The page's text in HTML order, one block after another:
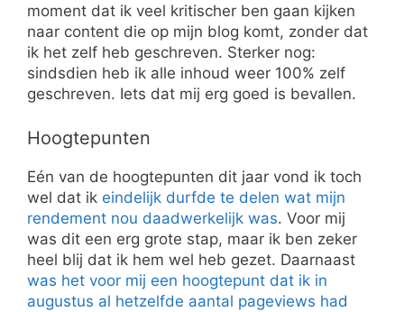
moment dat ik veel kritischer ben gaan kijken
naar content die op mijn blog komt, zonder dat
ik het zelf heb geschreven. Sterker nog:
sindsdien heb ik alle inhoud weer 100% zelf
geschreven. Iets dat mij erg goed is bevallen.
Hoogtepunten
Eén van de hoogtepunten dit jaar vond ik toch
wel dat ik eindelijk durfde te delen wat mijn
rendement nou daadwerkelijk was. Voor mij
was dit een erg grote stap, maar ik ben zeker
heel blij dat ik hem wel heb gezet. Daarnaast
was het voor mij een hoogtepunt dat ik in
augustus al hetzelfde aantal pageviews had